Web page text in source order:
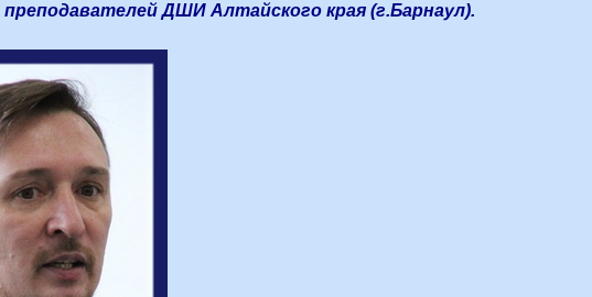
ДШИ Алтайского края (г.Барнаул).